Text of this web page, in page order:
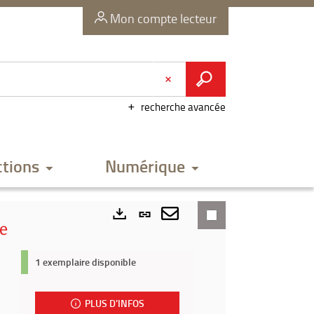
Mon compte lecteur
recherche avancée
Numérique
Lien
permanent
fenêtre)
Envoyer
mail
1 exemplaire disponible
PLUS D'INFOS